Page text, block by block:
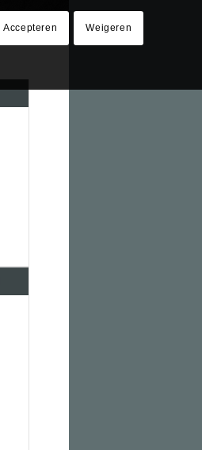
Accepteren Weigeren